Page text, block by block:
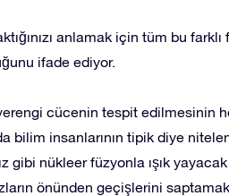
anlamak için tüm bu
ifade ediyor.
cücenin tespit edilmesinin
bilim insanlarının tipik diye
gibi nükleer füzyonla ışık
önünden geçişlerini